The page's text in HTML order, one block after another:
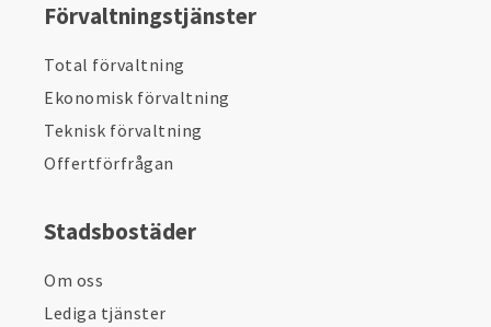
Förvaltningstjänster
Total förvaltning
Ekonomisk förvaltning
Teknisk förvaltning
Offertförfrågan
Stadsbostäder
Om oss
Lediga tjänster